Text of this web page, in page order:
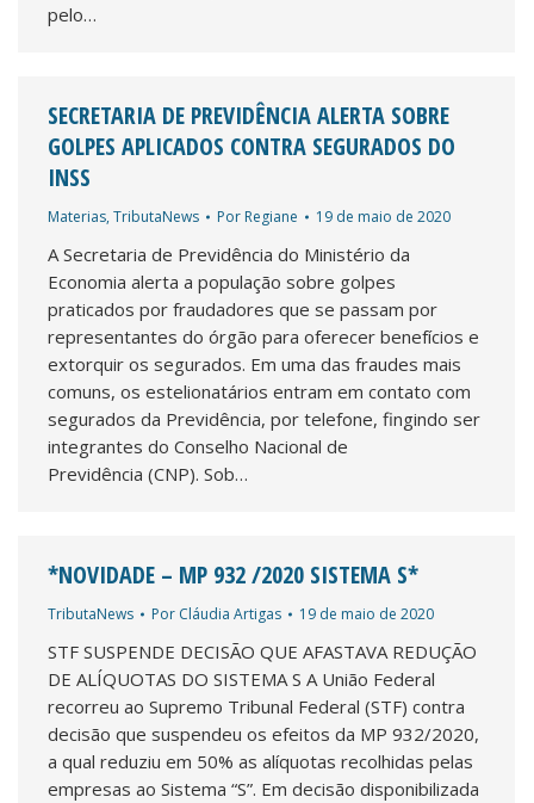
pelo…
SECRETARIA DE PREVIDÊNCIA ALERTA SOBRE
GOLPES APLICADOS CONTRA SEGURADOS DO
INSS
Materias,TributaNews Por Regiane 19 de maio de 2020
A Secretaria de Previdência do Ministério da
Economia alerta a população sobre golpes
praticados por fraudadores que se passam por
representantes do órgão para oferecer benefícios e
extorquir os segurados. Em uma das fraudes mais
comuns, os estelionatários entram em contato com
segurados da Previdência, por telefone, fingindo ser
integrantes do Conselho Nacional de
Previdência (CNP). Sob…
*NOVIDADE – MP 932 /2020 SISTEMA S*
TributaNews Por Cláudia Artigas 19 de maio de 2020
STF SUSPENDE DECISÃO QUE AFASTAVA REDUÇÃO
DE ALÍQUOTAS DO SISTEMA S A União Federal
recorreu ao Supremo Tribunal Federal (STF) contra
decisão que suspendeu os efeitos da MP 932/2020,
a qual reduziu em 50% as alíquotas recolhidas pelas
empresas ao Sistema “S”. Em decisão disponibilizada